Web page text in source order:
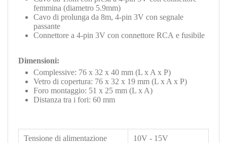
femmina (diametro 5.9mm)
Cavo di prolunga da 8m, 4-pin 3V con segnale
passante
Connettore a 4-pin 3V con connettore RCA e fusibile
Dimensioni:
Complessive: 76 x 32 x 40 mm (L x A x P)
Vetro di copertura: 76 x 32 x 19 mm (L x A x P)
Foro montaggio: 51 x 25 mm (L x A)
Distanza tra i fori: 60 mm
Tensione di alimentazione 10V - 15V